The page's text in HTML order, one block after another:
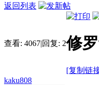
返回列表
查看: 4067|回复: 2修
[复制链
kaku808